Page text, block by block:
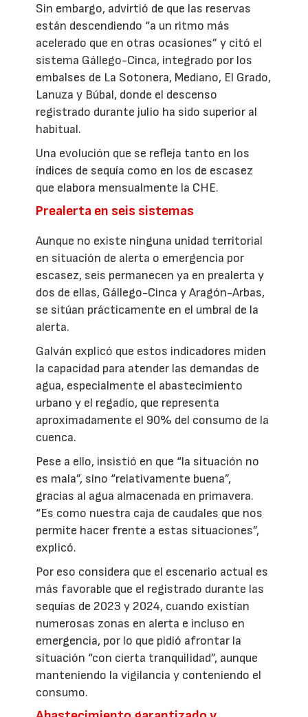
Sin embargo, advirtió de que las reservas
están descendiendo “a un ritmo más
acelerado que en otras ocasiones” y citó el
sistema Gállego-Cinca, integrado por los
embalses de La Sotonera, Mediano, El Grado,
Lanuza y Búbal, donde el descenso
registrado durante julio ha sido superior al
habitual.
Una evolución que se refleja tanto en los
índices de sequía como en los de escasez
que elabora mensualmente la CHE.
Prealerta en seis sistemas
Aunque no existe ninguna unidad territorial
en situación de alerta o emergencia por
escasez, seis permanecen ya en prealerta y
dos de ellas, Gállego-Cinca y Aragón-Arbas,
se sitúan prácticamente en el umbral de la
alerta.
Galván explicó que estos indicadores miden
la capacidad para atender las demandas de
agua, especialmente el abastecimiento
urbano y el regadío, que representa
aproximadamente el 90% del consumo de la
cuenca.
Pese a ello, insistió en que “la situación no
es mala”, sino “relativamente buena”,
gracias al agua almacenada en primavera.
“Es como nuestra caja de caudales que nos
permite hacer frente a estas situaciones”,
explicó.
Por eso considera que el escenario actual es
más favorable que el registrado durante las
sequías de 2023 y 2024, cuando existían
numerosas zonas en alerta e incluso en
emergencia, por lo que pidió afrontar la
situación “con cierta tranquilidad”, aunque
manteniendo la vigilancia y conteniendo el
consumo.